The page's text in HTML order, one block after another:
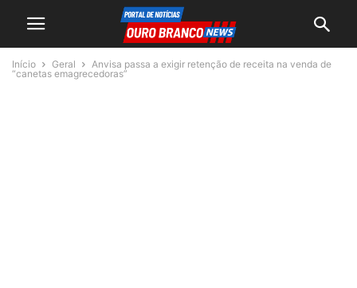
Início Geral
Anvisa passa a exigir retenção de receita na venda de
“canetas emagrecedoras”